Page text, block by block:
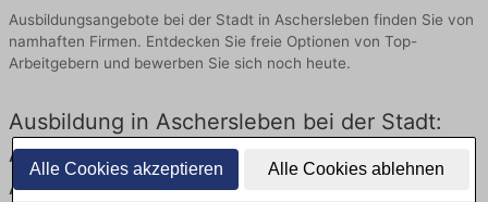
Alle Cookies akzeptieren Alle Cookies ablehnen
Ausbildungsangebote bei der Stadt in Aschersleben finden Sie von
namhaften Firmen. Entdecken Sie freie Optionen von Top-
Arbeitgebern und bewerben Sie sich noch heute.
Ausbildung in Aschersleben bei der Stadt:
Aktuell gibt es keine Stellenangebote für
Ausbildung in Aschersleben